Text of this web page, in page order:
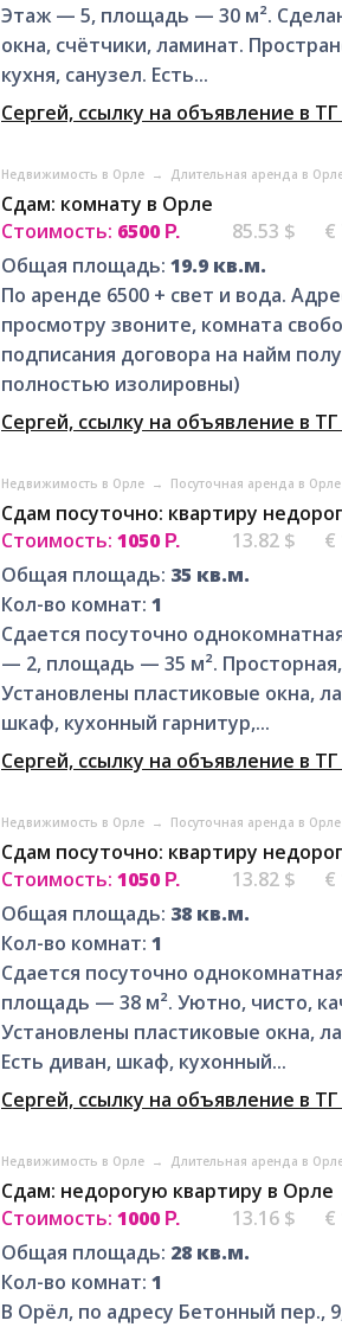
Этаж — 5, площадь — 30 м².
окна, счётчики, ламинат.
кухня, санузел. Есть...
Сергей, ссылку на объявление в
Недвижимость в Орле → Длительная аренда в
Сдам: комнату в Орле
Стоимость: 6500 Р. 85.53 $
€
Общая площадь: 19.9 кв.м.
По аренде 6500 + свет и вода.
просмотру звоните, комната
подписания договора на найм
полностью изолировны)
Сергей, ссылку на объявление в
Недвижимость в Орле → Посуточная аренда в Орле
Сдам посуточно: квартиру
Стоимость: 1050 Р. 13.82 $
€
Общая площадь: 35 кв.м.
Кол-во комнат: 1
Сдается посуточно
— 2, площадь — 35 м².
Установлены пластиковые окна,
шкаф, кухонный гарнитур,...
Сергей, ссылку на объявление в
Недвижимость в Орле → Посуточная аренда в Орле
Сдам посуточно: квартиру
Стоимость: 1050 Р. 13.82 $
€
Общая площадь: 38 кв.м.
Кол-во комнат: 1
Сдается посуточно
площадь — 38 м². Уютно, чисто,
Установлены пластиковые окна,
Есть диван, шкаф, кухонный...
Сергей, ссылку на объявление в
Недвижимость в Орле → Длительная аренда в
Сдам: недорогую квартиру в Орле
Стоимость: 1000 Р. 13.16 $
€
Общая площадь: 28 кв.м.
Кол-во комнат: 1
В Орёл, по адресу Бетонный пер.,